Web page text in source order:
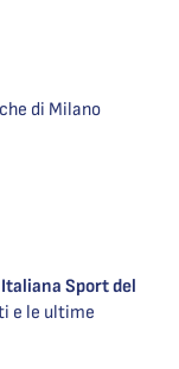
di Milano
Sport del
e le ultime